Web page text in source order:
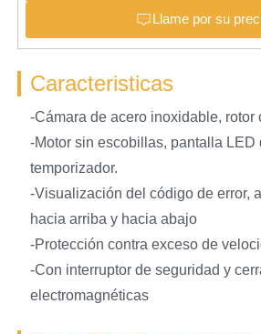
Llame por su
Caracteristicas
-Cámara de acero inoxidable, rotor
-Motor sin escobillas, pantalla LED
temporizador.
-Visualización del código de error,
hacia arriba y hacia abajo
-Protección contra exceso de
-Con interruptor de seguridad y
electromagnéticas